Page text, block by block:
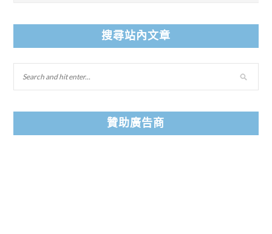
搜尋站內文章
贊助廣告商